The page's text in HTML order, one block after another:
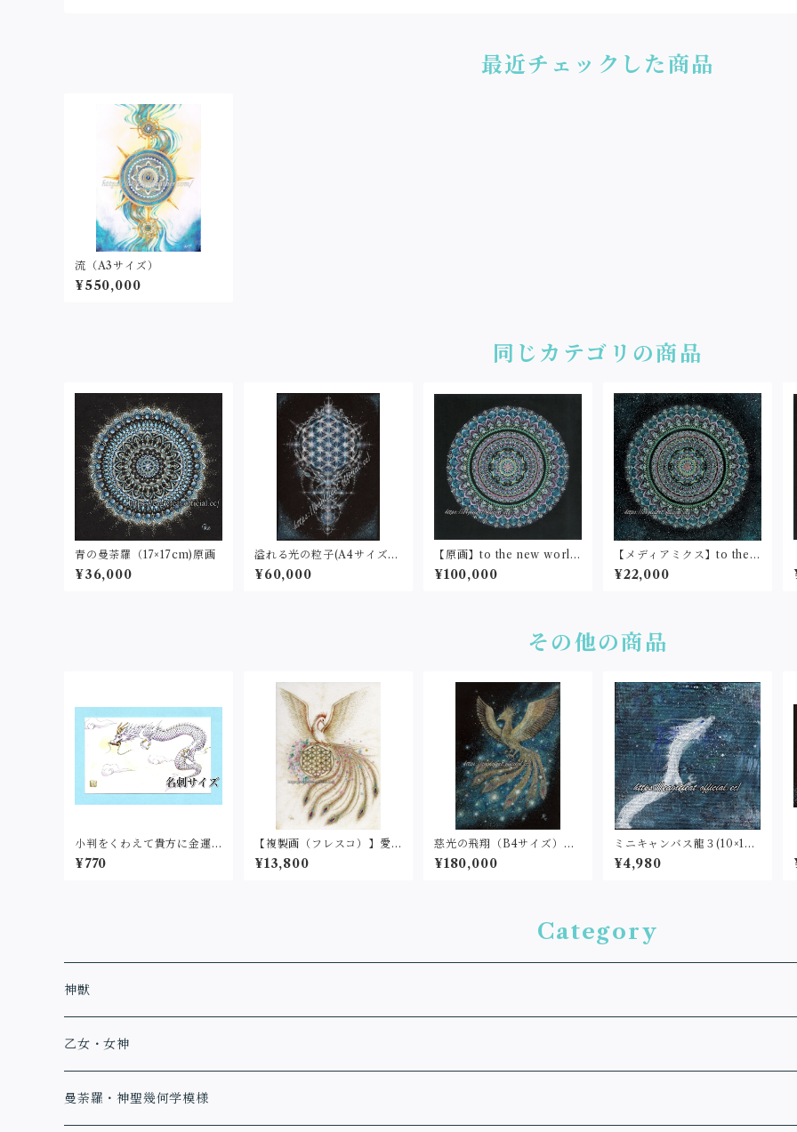
最近チェックした商品
流（A3サイズ）
¥550,000
同じカテゴリの商品
青の曼荼羅（17×17cm)原画
¥36,000
溢れる光の粒子(A4サイズ）
原画
¥60,000
【原画】to the new world
(25cm角)
¥100,000
【メディアミクス】to the n
ew world②(25cm角)
¥22,000
その他の商品
小判をくわえて貴方に金運
を運ぶ金運龍（名刺サイ
ズ・印刷）
¥770
【複製画（フレスコ）】愛
と調和の世界（2L・フレス
コグラフィックシート）
¥13,800
慈光の飛翔（B4サイズ）原
画
¥180,000
ミニキャンバス龍３(10×10c
m)原画
¥4,980
Category
神獣
乙女・女神
曼荼羅・神聖幾何学模様